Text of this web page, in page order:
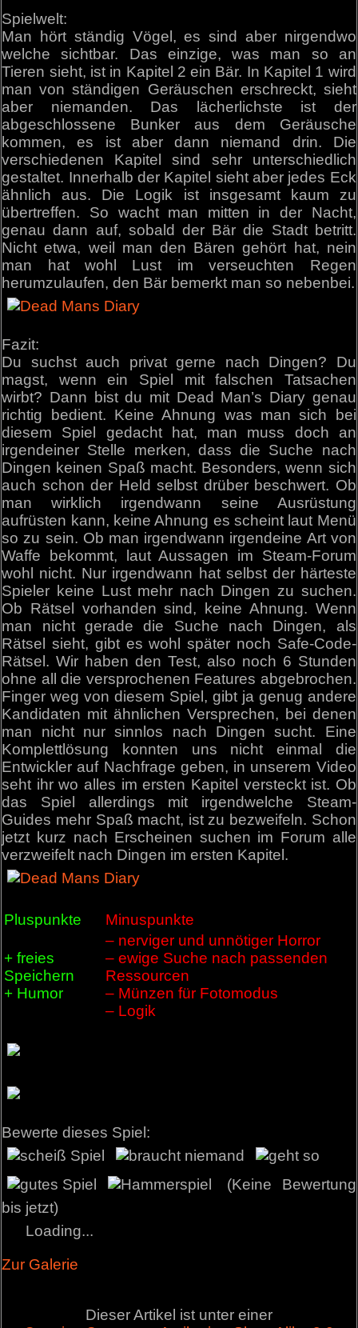
Spielwelt:
Man hört ständig Vögel, es sind aber nirgendwo
welche sichtbar. Das einzige, was man so an
Tieren sieht, ist in Kapitel 2 ein Bär. In Kapitel 1 wird
man von ständigen Geräuschen erschreckt, sieht
aber niemanden. Das lächerlichste ist der
abgeschlossene Bunker aus dem Geräusche
kommen, es ist aber dann niemand drin. Die
verschiedenen Kapitel sind sehr unterschiedlich
gestaltet. Innerhalb der Kapitel sieht aber jedes Eck
ähnlich aus. Die Logik ist insgesamt kaum zu
übertreffen. So wacht man mitten in der Nacht,
genau dann auf, sobald der Bär die Stadt betritt.
Nicht etwa, weil man den Bären gehört hat, nein
man hat wohl Lust im verseuchten Regen
herumzulaufen, den Bär bemerkt man so nebenbei.
Fazit:
Du suchst auch privat gerne nach Dingen? Du
magst, wenn ein Spiel mit falschen Tatsachen
wirbt? Dann bist du mit Dead Man’s Diary genau
richtig bedient. Keine Ahnung was man sich bei
diesem Spiel gedacht hat, man muss doch an
irgendeiner Stelle merken, dass die Suche nach
Dingen keinen Spaß macht. Besonders, wenn sich
auch schon der Held selbst drüber beschwert. Ob
man wirklich irgendwann seine Ausrüstung
aufrüsten kann, keine Ahnung es scheint laut Menü
so zu sein. Ob man irgendwann irgendeine Art von
Waffe bekommt, laut Aussagen im Steam-Forum
wohl nicht. Nur irgendwann hat selbst der härteste
Spieler keine Lust mehr nach Dingen zu suchen.
Ob Rätsel vorhanden sind, keine Ahnung. Wenn
man nicht gerade die Suche nach Dingen, als
Rätsel sieht, gibt es wohl später noch Safe-Code-
Rätsel. Wir haben den Test, also noch 6 Stunden
ohne all die versprochenen Features abgebrochen.
Finger weg von diesem Spiel, gibt ja genug andere
Kandidaten mit ähnlichen Versprechen, bei denen
man nicht nur sinnlos nach Dingen sucht. Eine
Komplettlösung konnten uns nicht einmal die
Entwickler auf Nachfrage geben, in unserem Video
seht ihr wo alles im ersten Kapitel versteckt ist. Ob
das Spiel allerdings mit irgendwelche Steam-
Guides mehr Spaß macht, ist zu bezweifeln. Schon
jetzt kurz nach Erscheinen suchen im Forum alle
verzweifelt nach Dingen im ersten Kapitel.
Pluspunkte Minuspunkte
+ freies
Speichern
+ Humor
– nerviger und unnötiger Horror
– ewige Suche nach passenden
Ressourcen
– Münzen für Fotomodus
– Logik
Bewerte dieses Spiel:
(Keine Bewertung
bis jetzt)
Loading...
Zur Galerie
Dieser Artikel ist unter einer